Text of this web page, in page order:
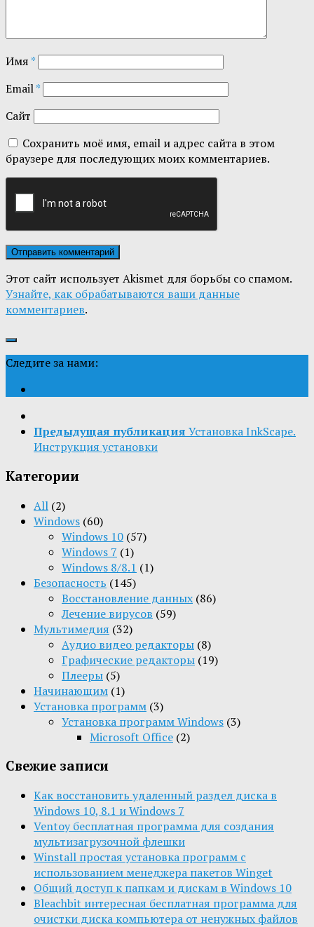
Имя*
Email*
Сайт
Сохранить моё имя, email и адрес сайта в этом
браузере для последующих моих комментариев.
Этот сайт использует Akismet для борьбы со спамом.
Узнайте, как обрабатываются ваши данные
комментариев.
Следите за нами:
Предыдущая публикация Установка InkScape.
Инструкция установки
Категории
All (2)
Windows (60)
Windows 10 (57)
Windows 7 (1)
Windows 8/8.1 (1)
Безопасность (145)
Восстановление данных (86)
Лечение вирусов (59)
Мультимедия (32)
Aудио видео редакторы (8)
Графические редакторы (19)
Плееры (5)
Начинающим (1)
Установка программ (3)
Установка программ Windows (3)
Microsoft Office (2)
Свежие записи
Как восстановить удаленный раздел диска в
Windows 10, 8.1 и Windows 7
Ventoy бесплатная программа для создания
мультизагрузочной флешки
Winstall простая установка программ с
использованием менеджера пакетов Winget
Общий доступ к папкам и дискам в Windows 10
Bleachbit интересная бесплатная программа для
очистки диска компьютера от ненужных файлов